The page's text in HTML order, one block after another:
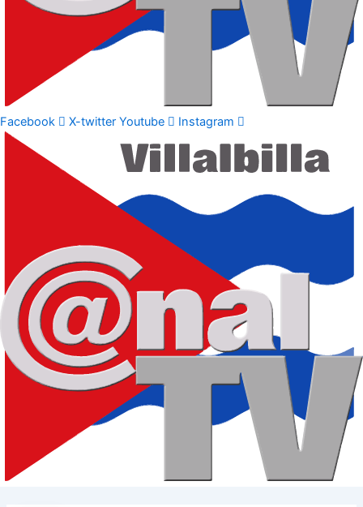
Facebook X-twitter Youtube Instagram